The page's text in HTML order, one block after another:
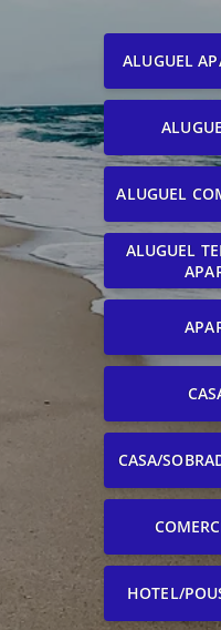
ALUGUEL
ALUGUEL
ALUGUEL
CASA/
HOTEL/